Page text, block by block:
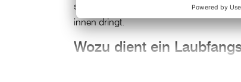
speziellen Titanfäden genäht, auch
innen dringt.
Wozu dient ein
Der Laubfangsack gehört zu den